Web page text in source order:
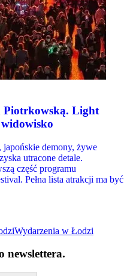
Piotrkowską. Light
japońskie demony, żywe
utracone detale.
część programu
Pełna lista atrakcji ma być
Wydarzenia w Łodzi
newslettera.